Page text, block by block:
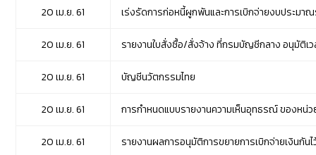
20 เม.ย. 61 เร่งรัดการก่อหนี้ผูกพันและการเบิกจ่ายงบประมา
20 เม.ย. 61 รายงานใบสั่งซื้อ/สั่งจ้าง ที่กรมบัญชีกลาง อนุมัติเ
20 เม.ย. 61 บัญชีนวัตกรรมไทย
20 เม.ย. 61 การกำหนดแบบรายงานความเห็นอุทธรณ์ ของหน่
20 เม.ย. 61 รายงานผลการอนุมัติการขยายการเบิกจ่ายเงินกันไ